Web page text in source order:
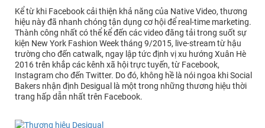
Kể từ khi Facebook cải thiện khả năng của Native Video, thương
hiệu này đã nhanh chóng tận dụng cơ hội để real-time marketing.
Thành công nhất có thể kể đến các video đăng tải trong suốt sự
kiện New York Fashion Week tháng 9/2015, live-stream từ hậu
trường cho đến catwalk, ngay lập tức định vị xu hướng Xuân Hè
2016 trên khắp các kênh xã hội trực tuyến, từ Facebook,
Instagram cho đến Twitter. Do đó, không hề là nói ngoa khi Social
Bakers nhận định Desigual là một trong những thương hiệu thời
trang hấp dẫn nhất trên Facebook.